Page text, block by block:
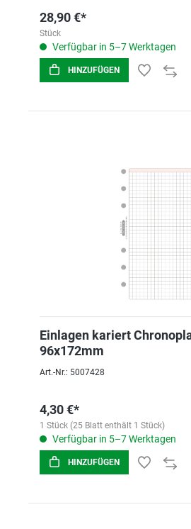
28,90 €*
Stück
Verfügbar in 5–7 Werktagen
HINZUFÜGEN
Einlagen kariert
96x172mm
Art.-Nr.: 5007428
4,30 €*
1 Stück (25 Blatt enthält 1 Stück)
Verfügbar in 5–7 Werktagen
HINZUFÜGEN